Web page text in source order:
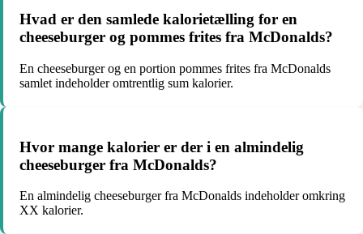
Hvad er den samlede kalorietælling for en
cheeseburger og pommes frites fra McDonalds?
En cheeseburger og en portion pommes frites fra McDonalds
samlet indeholder omtrentlig sum kalorier.
Hvor mange kalorier er der i en almindelig
cheeseburger fra McDonalds?
En almindelig cheeseburger fra McDonalds indeholder omkring
XX kalorier.